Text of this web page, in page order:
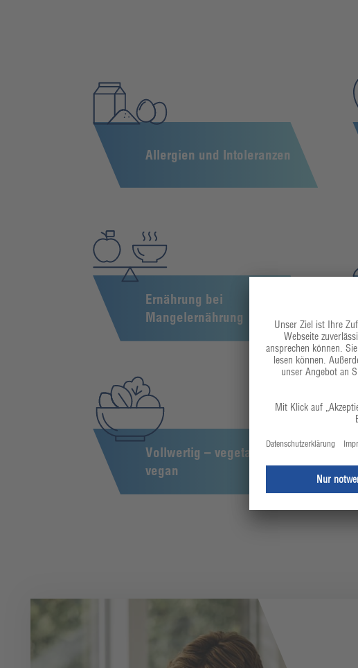
Allergien und Intoleranzen
Ernährung bei
Mangelernährung
Vollwertig – vegetarisch –
vegan